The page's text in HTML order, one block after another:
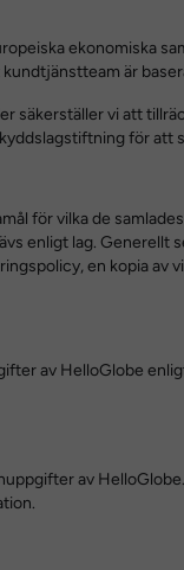
ekonomiska
är
säkerställer vi att
för att
för vilka de
enligt lag. Generellt
en kopia av
av HelloGlobe
av